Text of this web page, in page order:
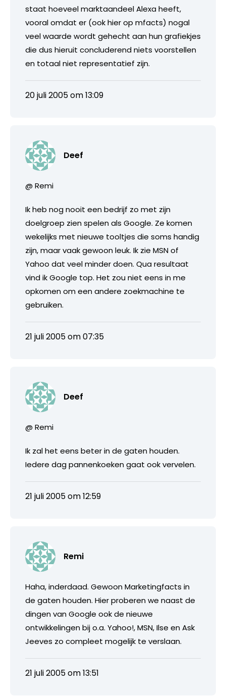
staat hoeveel marktaandeel Alexa heeft,
vooral omdat er (ook hier op mfacts) nogal
veel waarde wordt gehecht aan hun grafiekjes
die dus hieruit concluderend niets voorstellen
en totaal niet representatief zijn.
20 juli 2005 om 13:09
Deef
@ Remi
Ik heb nog nooit een bedrijf zo met zijn
doelgroep zien spelen als Google. Ze komen
wekelijks met nieuwe tooltjes die soms handig
zijn, maar vaak gewoon leuk. Ik zie MSN of
Yahoo dat veel minder doen. Qua resultaat
vind ik Google top. Het zou niet eens in me
opkomen om een andere zoekmachine te
gebruiken.
21 juli 2005 om 07:35
Deef
@ Remi
Ik zal het eens beter in de gaten houden.
Iedere dag pannenkoeken gaat ook vervelen.
21 juli 2005 om 12:59
Remi
Haha, inderdaad. Gewoon Marketingfacts in
de gaten houden. Hier proberen we naast de
dingen van Google ook de nieuwe
ontwikkelingen bij o.a. Yahoo!, MSN, Ilse en Ask
Jeeves zo compleet mogelijk te verslaan.
21 juli 2005 om 13:51